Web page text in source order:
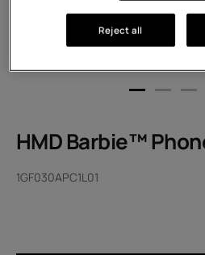
HMD Barbie™
1GF030APC1L01
Reject all